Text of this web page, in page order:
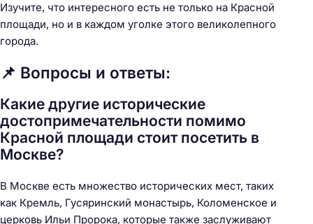
Изучите, что интересного есть не только на Красной
площади, но и в каждом уголке этого великолепного
города.
📌 Вопросы и ответы:
Какие другие исторические
достопримечательности помимо
Красной площади стоит посетить в
Москве?
В Москве есть множество исторических мест, таких
как Кремль, Гусяринский монастырь, Коломенское и
церковь Ильи Пророка, которые также заслуживают